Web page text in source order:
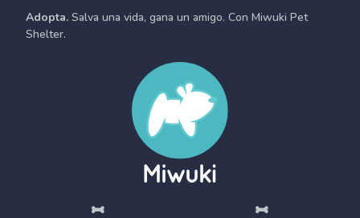
Adopta. Salva una vida, gana un amigo. Con Miwuki Pet
Shelter.